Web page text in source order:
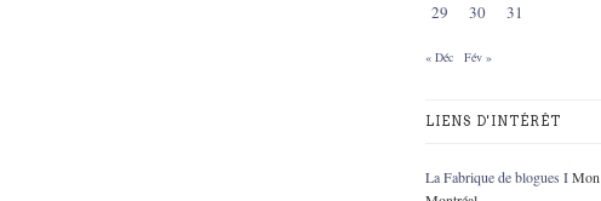
29
30 31
« Déc Fév »
LIENS D'INTÉRÊT
La Fabrique de blogues IMon